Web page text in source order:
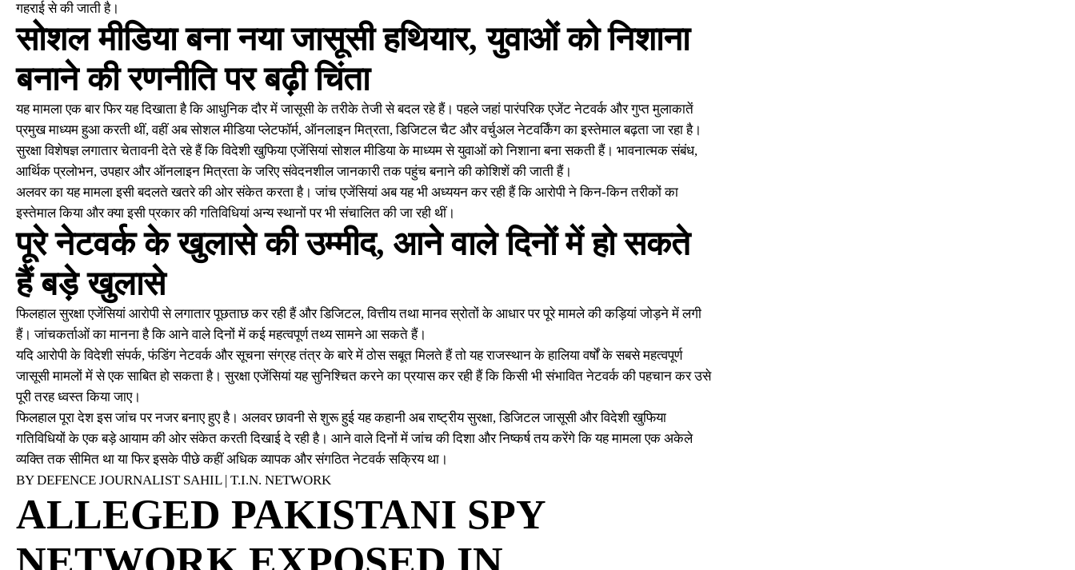
गहराई से की जाती है।
सोशल मीडिया बना नया जासूसी हथियार, युवाओं को निशाना
बनाने की रणनीति पर बढ़ी चिंता
यह मामला एक बार फिर यह दिखाता है कि आधुनिक दौर में जासूसी के तरीके तेजी से बदल रहे हैं। पहले जहां पारंपरिक एजेंट नेटवर्क और गुप्त मुलाकातें
प्रमुख माध्यम हुआ करती थीं, वहीं अब सोशल मीडिया प्लेटफॉर्म, ऑनलाइन मित्रता, डिजिटल चैट और वर्चुअल नेटवर्किंग का इस्तेमाल बढ़ता जा रहा है।
सुरक्षा विशेषज्ञ लगातार चेतावनी देते रहे हैं कि विदेशी खुफिया एजेंसियां सोशल मीडिया के माध्यम से युवाओं को निशाना बना सकती हैं। भावनात्मक संबंध,
आर्थिक प्रलोभन, उपहार और ऑनलाइन मित्रता के जरिए संवेदनशील जानकारी तक पहुंच बनाने की कोशिशें की जाती हैं।
अलवर का यह मामला इसी बदलते खतरे की ओर संकेत करता है। जांच एजेंसियां अब यह भी अध्ययन कर रही हैं कि आरोपी ने किन-किन तरीकों का
इस्तेमाल किया और क्या इसी प्रकार की गतिविधियां अन्य स्थानों पर भी संचालित की जा रही थीं।
पूरे नेटवर्क के खुलासे की उम्मीद, आने वाले दिनों में हो सकते
हैं बड़े खुलासे
फिलहाल सुरक्षा एजेंसियां आरोपी से लगातार पूछताछ कर रही हैं और डिजिटल, वित्तीय तथा मानव स्रोतों के आधार पर पूरे मामले की कड़ियां जोड़ने में लगी
हैं। जांचकर्ताओं का मानना है कि आने वाले दिनों में कई महत्वपूर्ण तथ्य सामने आ सकते हैं।
यदि आरोपी के विदेशी संपर्क, फंडिंग नेटवर्क और सूचना संग्रह तंत्र के बारे में ठोस सबूत मिलते हैं तो यह राजस्थान के हालिया वर्षों के सबसे महत्वपूर्ण
जासूसी मामलों में से एक साबित हो सकता है। सुरक्षा एजेंसियां यह सुनिश्चित करने का प्रयास कर रही हैं कि किसी भी संभावित नेटवर्क की पहचान कर उसे
पूरी तरह ध्वस्त किया जाए।
फिलहाल पूरा देश इस जांच पर नजर बनाए हुए है। अलवर छावनी से शुरू हुई यह कहानी अब राष्ट्रीय सुरक्षा, डिजिटल जासूसी और विदेशी खुफिया
गतिविधियों के एक बड़े आयाम की ओर संकेत करती दिखाई दे रही है। आने वाले दिनों में जांच की दिशा और निष्कर्ष तय करेंगे कि यह मामला एक अकेले
व्यक्ति तक सीमित था या फिर इसके पीछे कहीं अधिक व्यापक और संगठित नेटवर्क सक्रिय था।
BY DEFENCE JOURNALIST SAHIL | T.I.N. NETWORK
ALLEGED PAKISTANI SPY